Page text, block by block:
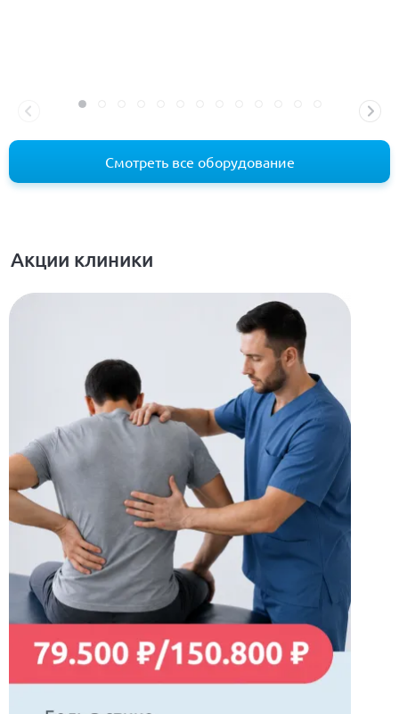
Смотреть все оборудование
Акции клиники